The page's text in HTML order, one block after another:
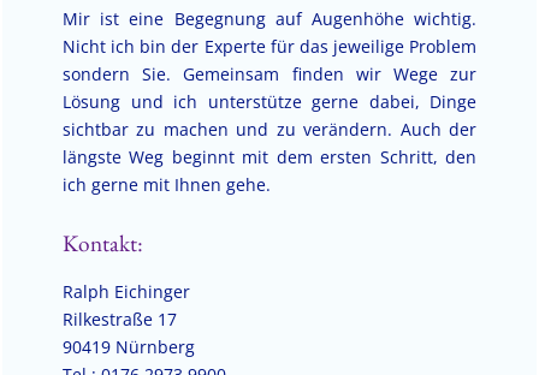
Mir ist eine Begegnung auf Augenhöhe wichtig.
Nicht ich bin der Experte für das jeweilige Problem
sondern Sie. Gemeinsam finden wir Wege zur
Lösung und ich unterstütze gerne dabei, Dinge
sichtbar zu machen und zu verändern. Auch der
längste Weg beginnt mit dem ersten Schritt, den
ich gerne mit Ihnen gehe.
Kontakt:
Ralph Eichinger
Rilkestraße 17
90419 Nürnberg